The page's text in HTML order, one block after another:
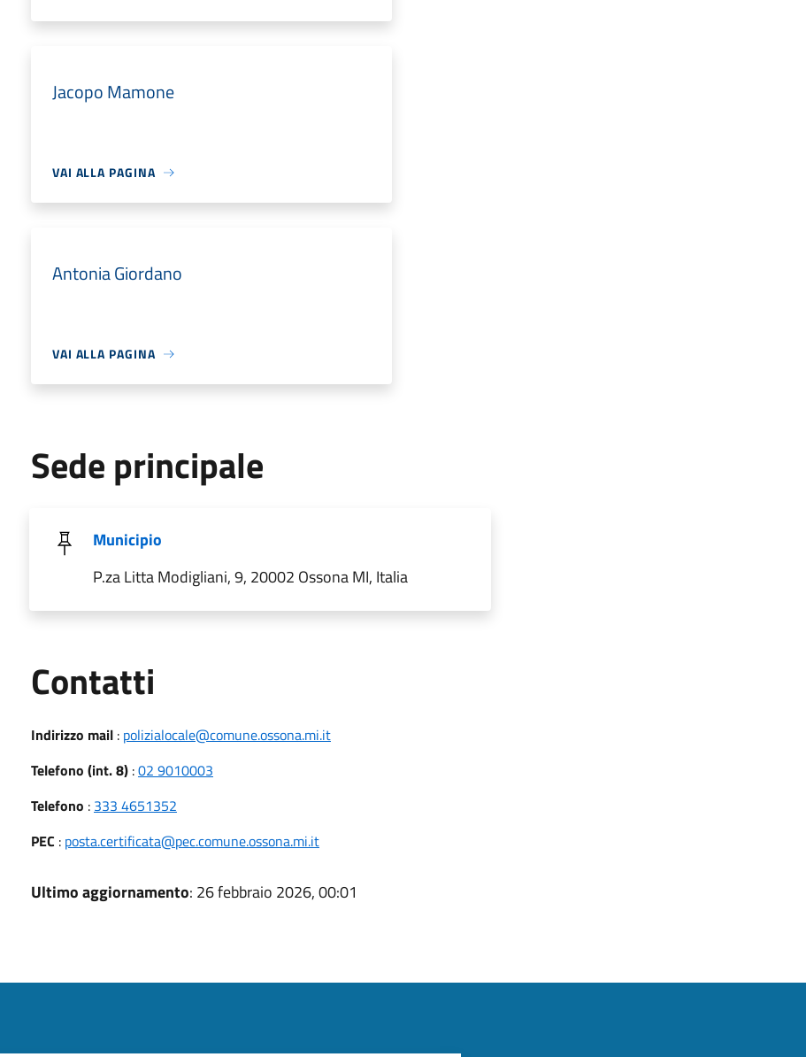
Jacopo Mamone
VAI ALLA PAGINA
Antonia Giordano
VAI ALLA PAGINA
Sede principale
Municipio
P.za Litta Modigliani, 9, 20002 Ossona MI, Italia
Contatti
Indirizzo mail: polizialocale@comune.ossona.mi.it
Telefono (int. 8):02 9010003
Telefono : 333 4651352
PEC : posta.certificata@pec.comune.ossona.mi.it
Ultimo aggiornamento: 26 febbraio 2026, 00:01